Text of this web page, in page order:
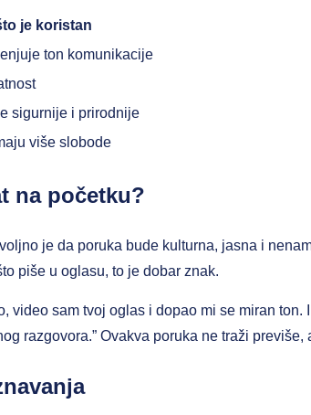
je koristan
ton komunikacije
sigurnije i prirodnije
više slobode
na početku?
je da poruka bude kulturna, jasna i
piše u oglasu, to je dobar znak.
video sam tvoj oglas i dopao mi se miran
razgovora.” Ovakva poruka ne traži